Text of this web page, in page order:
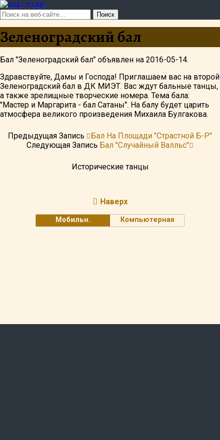
Зеленоградский бал
Бал "Зеленоградский бал" объявлен на 2016-05-14.
Здравствуйте, Дамы и Господа! Приглашаем вас на второй
Зеленоградский бал в ДК МИЭТ. Вас ждут бальные танцы,
а также зрелищные творческие номера. Тема бала:
"Мастер и Маргарита - бал Сатаны". На балу будет царить
атмосфера великого произведения Михаила Булгакова.
Предыдущая Запись
Бал На Площади "Страстной Б-Р"
Следующая Запись Бал "Случайный Валльс"
Исторические танцы
Наверх
Мобильн. Компьютерная